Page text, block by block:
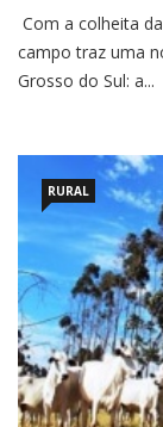
Com a colheita
campo traz uma
Grosso do Sul: a...
RURAL